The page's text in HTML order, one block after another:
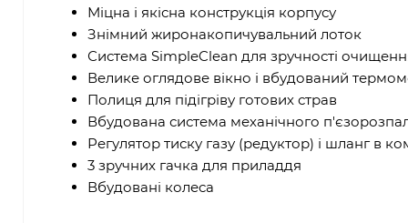
Міцна і якісна конструкція корпусу
Знімний жиронакопичувальний лоток
Система SimpleClean для зручності
Велике оглядове вікно і вбудований
Полиця для підігріву готових страв
Вбудована система механічного
Регулятор тиску газу (редуктор) і шланг в
3 зручних гачка для приладдя
Вбудовані колеса